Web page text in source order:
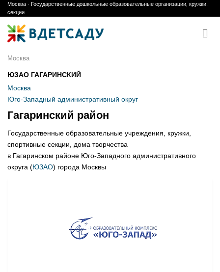
Skip
to
content
Москва · Государственные дошкольные образовательные организации, кружки,
секции
Москва
ЮЗАО ГАГАРИНСКИЙ
Москва
Юго-Западный административный округ
Гагаринский район
Государственные образовательные учреждения, кружки,
спортивные секции, дома творчества
в Гагаринском районе Юго-Западного административного
округа (ЮЗАО) города Москвы